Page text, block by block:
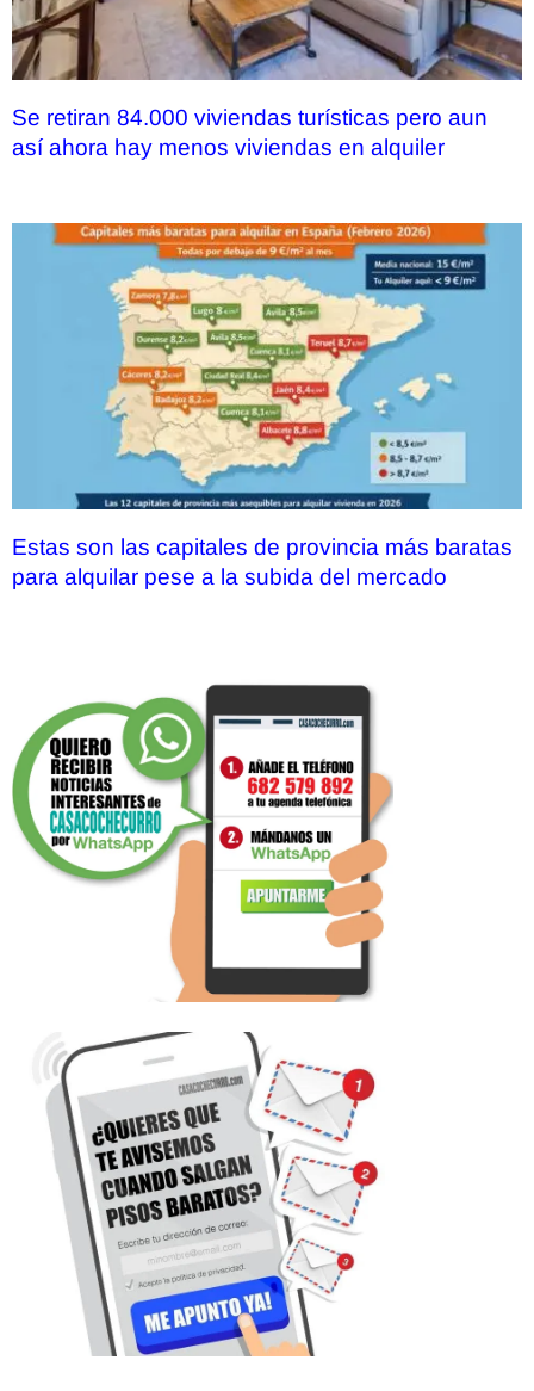
Se retiran 84.000 viviendas turísticas pero aun
así ahora hay menos viviendas en alquiler
Estas son las capitales de provincia más baratas
para alquilar pese a la subida del mercado